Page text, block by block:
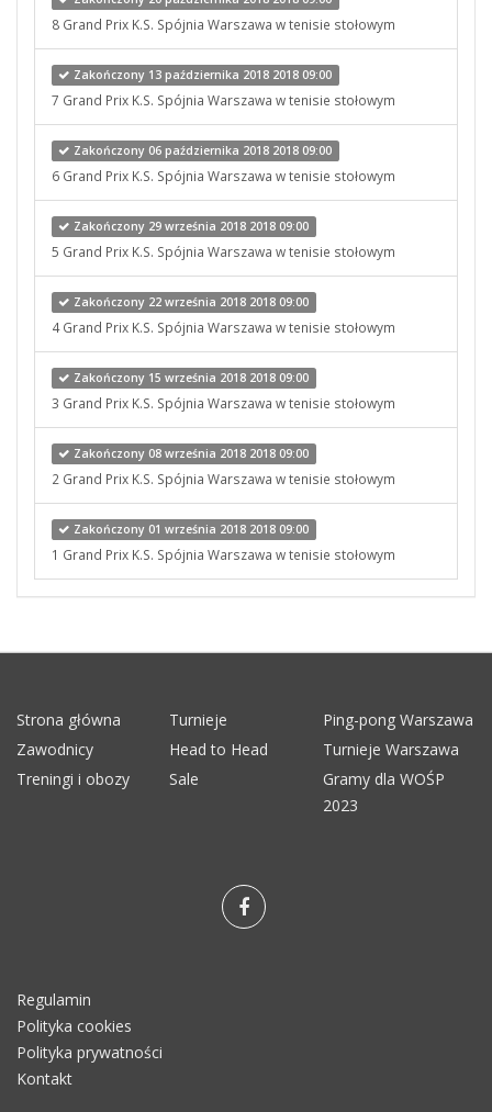
8 Grand Prix K.S. Spójnia Warszawa w tenisie stołowym
Zakończony 13 października 2018 2018 09:00
7 Grand Prix K.S. Spójnia Warszawa w tenisie stołowym
Zakończony 06 października 2018 2018 09:00
6 Grand Prix K.S. Spójnia Warszawa w tenisie stołowym
Zakończony 29 września 2018 2018 09:00
5 Grand Prix K.S. Spójnia Warszawa w tenisie stołowym
Zakończony 22 września 2018 2018 09:00
4 Grand Prix K.S. Spójnia Warszawa w tenisie stołowym
Zakończony 15 września 2018 2018 09:00
3 Grand Prix K.S. Spójnia Warszawa w tenisie stołowym
Zakończony 08 września 2018 2018 09:00
2 Grand Prix K.S. Spójnia Warszawa w tenisie stołowym
Zakończony 01 września 2018 2018 09:00
1 Grand Prix K.S. Spójnia Warszawa w tenisie stołowym
Strona główna Turnieje
Ping-pong Warszawa
Zawodnicy
Head to Head
Turnieje Warszawa
Treningi i obozy
Sale
Gramy dla WOŚP
2023
Regulamin
Polityka cookies
Polityka prywatności
Kontakt